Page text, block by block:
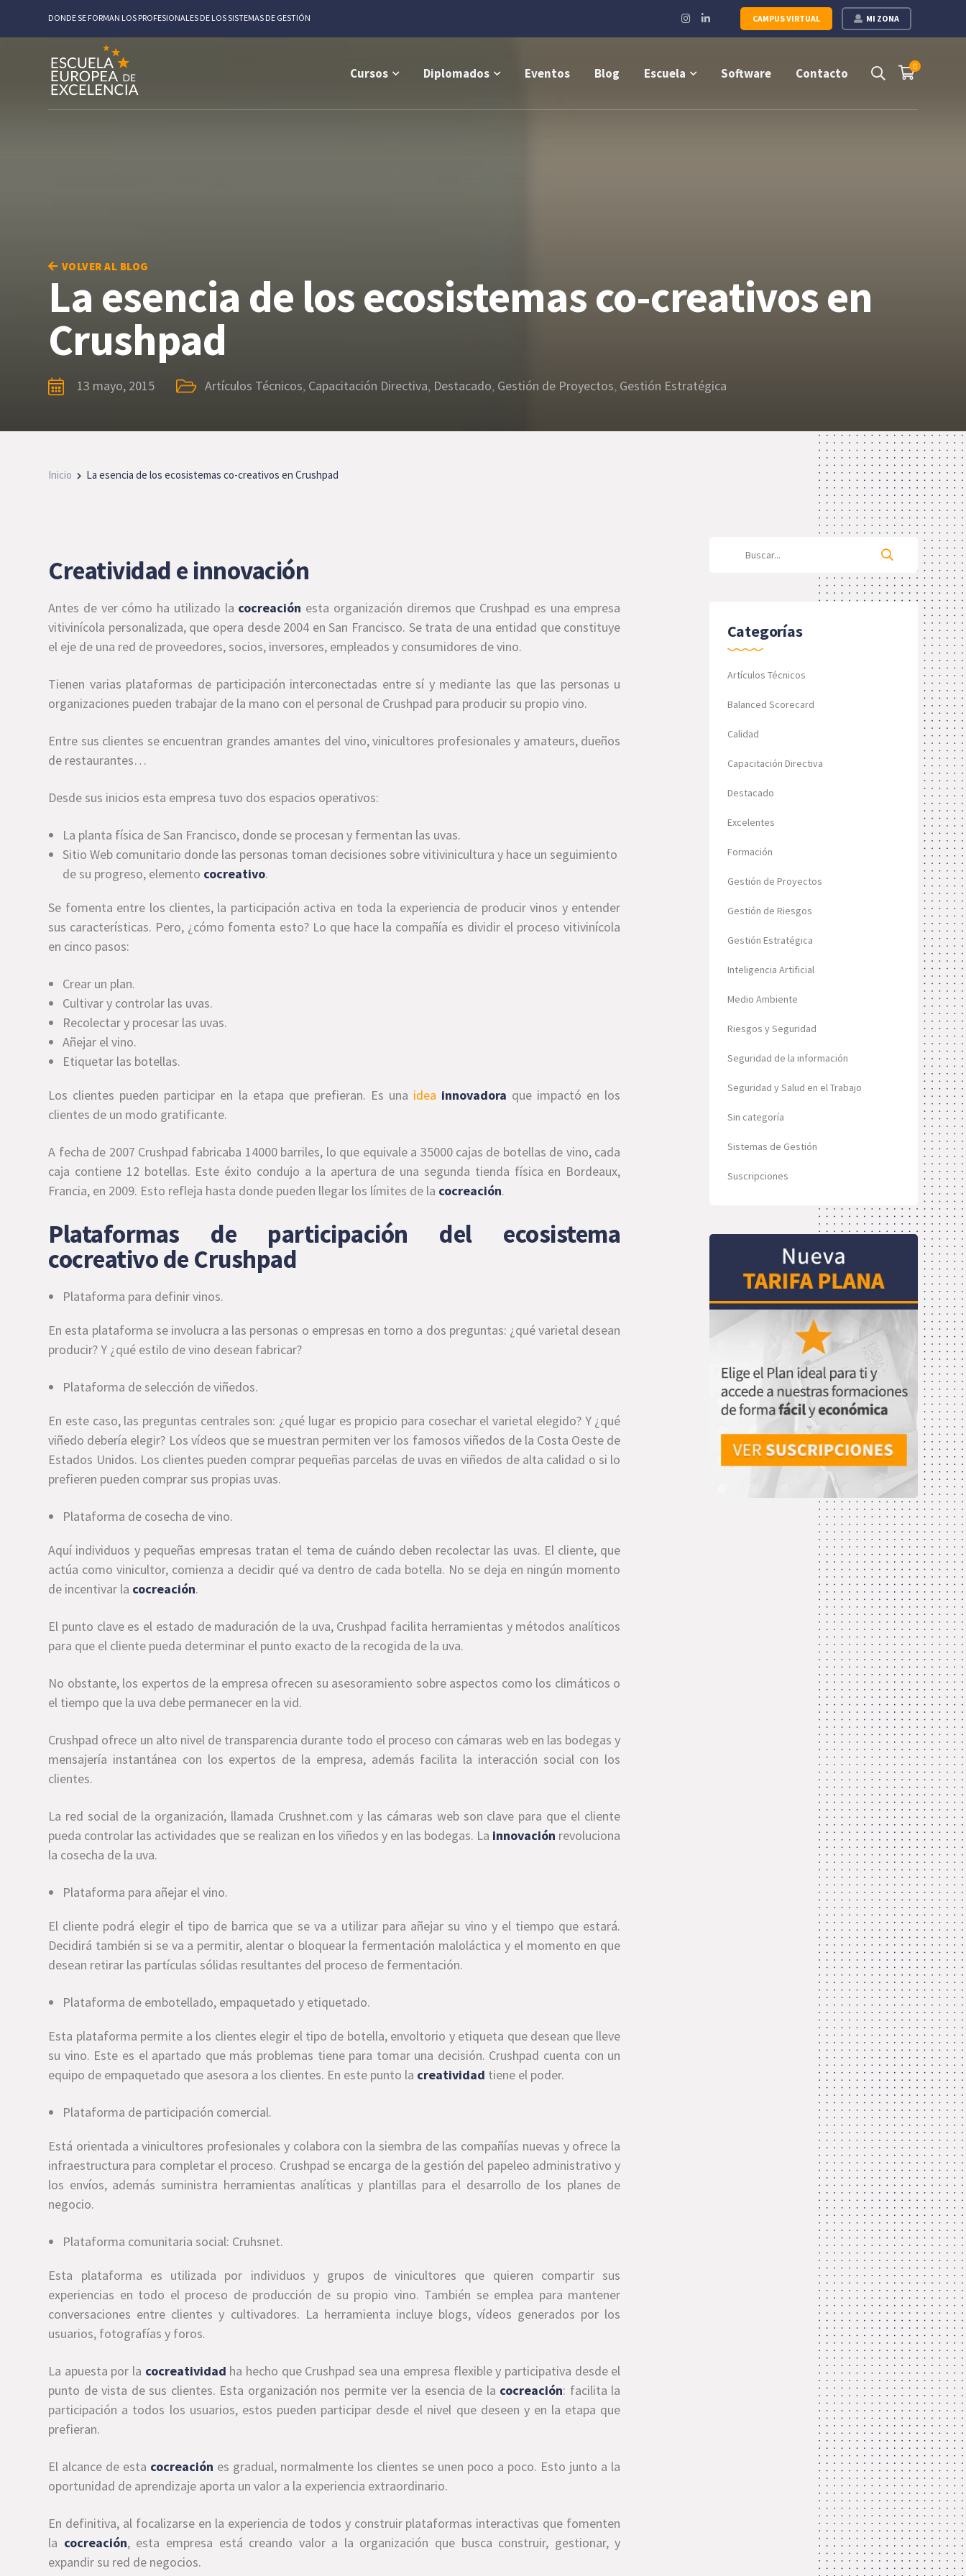
MI ZONA
CAMPUS VIRTUAL
DONDE SE FORMAN LOS PROFESIONALES DE LOS SISTEMAS DE GESTIÓN
Instagram
Profile
LinkedIn
Profile
0
Cursos Diplomados Eventos Blog Escuela Software Contacto
VOLVER AL BLOG
La esencia de los ecosistemas co-creativos en
Crushpad
13 mayo, 2015 Artículos Técnicos, Capacitación Directiva, Destacado, Gestión de Proyectos, Gestión Estratégica
Inicio La esencia de los ecosistemas co-creativos en Crushpad
Creatividad e innovación
Antes de ver cómo ha utilizado la cocreación esta organización diremos que Crushpad es una empresa
vitivinícola personalizada, que opera desde 2004 en San Francisco. Se trata de una entidad que constituye
el eje de una red de proveedores, socios, inversores, empleados y consumidores de vino.
Tienen varias plataformas de participación interconectadas entre sí y mediante las que las personas u
organizaciones pueden trabajar de la mano con el personal de Crushpad para producir su propio vino.
Entre sus clientes se encuentran grandes amantes del vino, vinicultores profesionales y amateurs, dueños
de restaurantes…
Desde sus inicios esta empresa tuvo dos espacios operativos:
La planta física de San Francisco, donde se procesan y fermentan las uvas.
Sitio Web comunitario donde las personas toman decisiones sobre vitivinicultura y hace un seguimiento
de su progreso, elemento cocreativo.
Se fomenta entre los clientes, la participación activa en toda la experiencia de producir vinos y entender
sus características. Pero, ¿cómo fomenta esto? Lo que hace la compañía es dividir el proceso vitivinícola
en cinco pasos:
Crear un plan.
Cultivar y controlar las uvas.
Recolectar y procesar las uvas.
Añejar el vino.
Etiquetar las botellas.
Los clientes pueden participar en la etapa que prefieran. Es una idea innovadora que impactó en los
clientes de un modo gratificante.
A fecha de 2007 Crushpad fabricaba 14000 barriles, lo que equivale a 35000 cajas de botellas de vino, cada
caja contiene 12 botellas. Este éxito condujo a la apertura de una segunda tienda física en Bordeaux,
Francia, en 2009. Esto refleja hasta donde pueden llegar los límites de la cocreación.
Plataformas de participación del ecosistema
cocreativo de Crushpad
Plataforma para definir vinos.
En esta plataforma se involucra a las personas o empresas en torno a dos preguntas: ¿qué varietal desean
producir? Y ¿qué estilo de vino desean fabricar?
Plataforma de selección de viñedos.
En este caso, las preguntas centrales son: ¿qué lugar es propicio para cosechar el varietal elegido? Y ¿qué
viñedo debería elegir? Los vídeos que se muestran permiten ver los famosos viñedos de la Costa Oeste de
Estados Unidos. Los clientes pueden comprar pequeñas parcelas de uvas en viñedos de alta calidad o si lo
prefieren pueden comprar sus propias uvas.
Plataforma de cosecha de vino.
Aquí individuos y pequeñas empresas tratan el tema de cuándo deben recolectar las uvas. El cliente, que
actúa como vinicultor, comienza a decidir qué va dentro de cada botella. No se deja en ningún momento
de incentivar la cocreación.
El punto clave es el estado de maduración de la uva, Crushpad facilita herramientas y métodos analíticos
para que el cliente pueda determinar el punto exacto de la recogida de la uva.
No obstante, los expertos de la empresa ofrecen su asesoramiento sobre aspectos como los climáticos o
el tiempo que la uva debe permanecer en la vid.
Crushpad ofrece un alto nivel de transparencia durante todo el proceso con cámaras web en las bodegas y
mensajería instantánea con los expertos de la empresa, además facilita la interacción social con los
clientes.
La red social de la organización, llamada Crushnet.com y las cámaras web son clave para que el cliente
pueda controlar las actividades que se realizan en los viñedos y en las bodegas. La innovación revoluciona
la cosecha de la uva.
Plataforma para añejar el vino.
El cliente podrá elegir el tipo de barrica que se va a utilizar para añejar su vino y el tiempo que estará.
Decidirá también si se va a permitir, alentar o bloquear la fermentación maloláctica y el momento en que
desean retirar las partículas sólidas resultantes del proceso de fermentación.
Plataforma de embotellado, empaquetado y etiquetado.
Esta plataforma permite a los clientes elegir el tipo de botella, envoltorio y etiqueta que desean que lleve
su vino. Este es el apartado que más problemas tiene para tomar una decisión. Crushpad cuenta con un
equipo de empaquetado que asesora a los clientes. En este punto la creatividad tiene el poder.
Plataforma de participación comercial.
Está orientada a vinicultores profesionales y colabora con la siembra de las compañías nuevas y ofrece la
infraestructura para completar el proceso. Crushpad se encarga de la gestión del papeleo administrativo y
los envíos, además suministra herramientas analíticas y plantillas para el desarrollo de los planes de
negocio.
Plataforma comunitaria social: Cruhsnet.
Esta plataforma es utilizada por individuos y grupos de vinicultores que quieren compartir sus
experiencias en todo el proceso de producción de su propio vino. También se emplea para mantener
conversaciones entre clientes y cultivadores. La herramienta incluye blogs, vídeos generados por los
usuarios, fotografías y foros.
La apuesta por la cocreatividad ha hecho que Crushpad sea una empresa flexible y participativa desde el
punto de vista de sus clientes. Esta organización nos permite ver la esencia de la cocreación: facilita la
participación a todos los usuarios, estos pueden participar desde el nivel que deseen y en la etapa que
prefieran.
El alcance de esta cocreación es gradual, normalmente los clientes se unen poco a poco. Esto junto a la
oportunidad de aprendizaje aporta un valor a la experiencia extraordinario.
En definitiva, al focalizarse en la experiencia de todos y construir plataformas interactivas que fomenten
la cocreación, esta empresa está creando valor a la organización que busca construir, gestionar, y
expandir su red de negocios.
Categorías
Artículos Técnicos
Balanced Scorecard
Calidad
Capacitación Directiva
Destacado
Excelentes
Formación
Gestión de Proyectos
Gestión de Riesgos
Gestión Estratégica
Inteligencia Artificial
Medio Ambiente
Riesgos y Seguridad
Seguridad de la información
Seguridad y Salud en el Trabajo
Sin categoría
Sistemas de Gestión
Suscripciones